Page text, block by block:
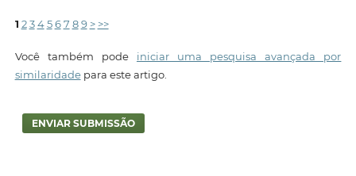
1 2 3 4 5 6 7 8 9 > >>
Você também pode iniciar uma pesquisa avançada por
similaridadepara este artigo.
ENVIAR SUBMISSÃO